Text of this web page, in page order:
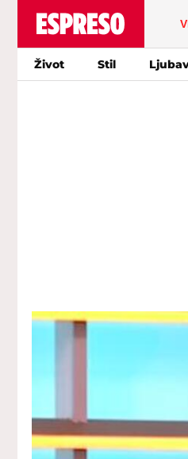
Život Stil